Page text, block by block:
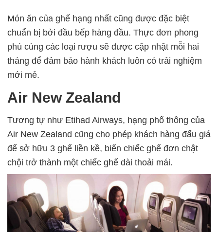
Món ăn của ghế hạng nhất cũng được đặc biệt
chuẩn bị bởi đầu bếp hàng đầu. Thực đơn phong
phú cùng các loại rượu sẽ được cập nhật mỗi hai
tháng để đảm bảo hành khách luôn có trải nghiệm
mới mẻ.
Air New Zealand
Tương tự như Etihad Airways, hạng phổ thông của
Air New Zealand cũng cho phép khách hàng đấu giá
để sở hữu 3 ghế liền kề, biến chiếc ghế đơn chật
chội trở thành một chiếc ghế dài thoải mái.